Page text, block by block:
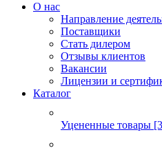
О нас
Направление
Поставщики
Стать дилером
Отзывы клиентов
Вакансии
Лицензии и
Каталог
Уцененные товары